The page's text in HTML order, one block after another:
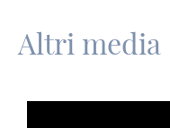
Altri media